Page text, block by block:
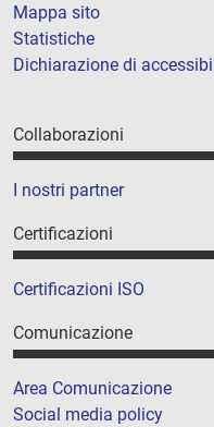
Mappa sito
Statistiche
Dichiarazione di
Collaborazioni
I nostri partner
Certificazioni
Certificazioni ISO
Comunicazione
Area Comunicazione
Social media policy